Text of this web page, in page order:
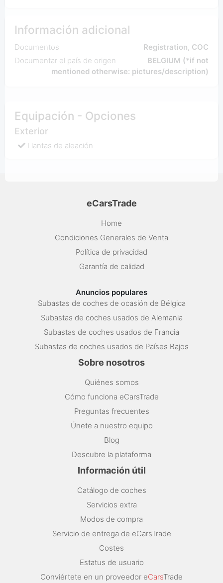
Información adicional
Documentos
Registration, COC
Documentar el país de origen
BELGIUM (*if not
mentioned otherwise: pictures/description)
Equipación - Opciones
Exterior
Llantas de aleación
eCarsTrade
Home
Condiciones Generales de Venta
Política de privacidad
Garantía de calidad
Anuncios populares
Subastas de coches de ocasión de Bélgica
Subastas de coches usados de Alemania
Subastas de coches usados de Francia
Subastas de coches usados de Países Bajos
Sobre nosotros
Quiénes somos
Cómo funciona eCarsTrade
Preguntas frecuentes
Únete a nuestro equipo
Blog
Descubre la plataforma
Información útil
Catálogo de coches
Servicios extra
Modos de compra
Servicio de entrega de eCarsTrade
Costes
Estatus de usuario
Conviértete en un proveedor eCarsTrade